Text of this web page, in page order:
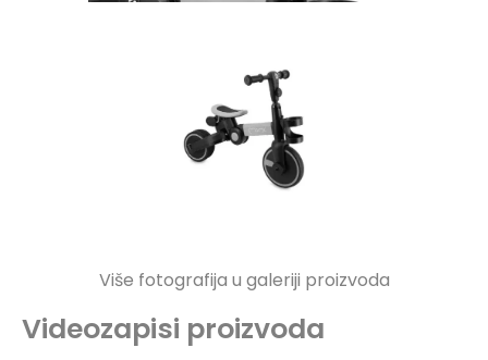
Više fotografija u galeriji proizvoda
Videozapisi proizvoda